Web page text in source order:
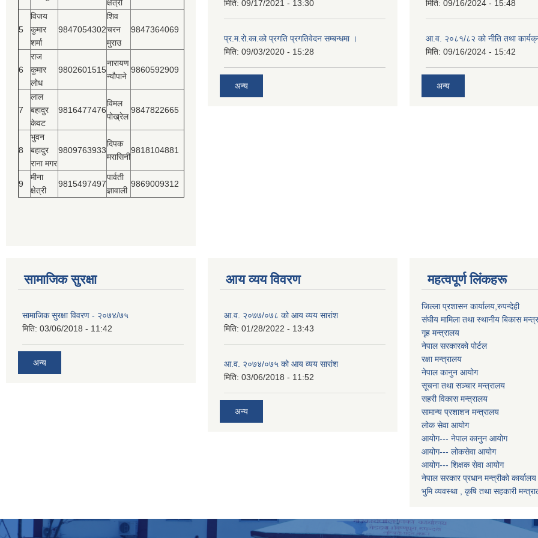
क्षेत्री
5
विजय
कुमार
शर्मा
9847054302
शिव
चरन
मुराउ
9847364069
6
राज
कुमार
लोध
9802601515
नारायण
न्यौपाने
9860592909
7
लाल
बहादुर
केवट
9816477476
विमल
पोख्रेल
9847822665
8
भुवन
बहादुर
राना मगर
9809763933
दिपक
मरासिनी
9818104881
9
मीना
क्षेत्री
9815497497
पार्वती
ज्ञावाली
9869009312
मिति: 09/17/2021 - 13:30
प्र.म.रो.का.को प्रगति प्रगतिवेदन सम्बन्धमा ।
मिति: 09/03/2020 - 15:28
अन्य
मिति: 09/16/2024 - 15:48
आ.व. २०८१/८२ को नीति तथा
मिति: 09/16/2024 - 15:42
अन्य
सामाजिक सुरक्षा
सामाजिक सुरक्षा विवरण - २०७४/७५
मिति: 03/06/2018 - 11:42
अन्य
आय व्यय विवरण
आ.व. २०७७/०७८ को आय व्यय सारांश
मिति: 01/28/2022 - 13:43
आ.व. २०७४/०७५ को आय व्यय सारांश
मिति: 03/06/2018 - 11:52
अन्य
महत्वपूर्ण लिंकहरू
जिल्ला प्रशासन कार्यालय,रुपन्देही
संघीय मामिला तथा स्थानीय बिकास
गृह मन्त्रालय
नेपाल सरकारको पोर्टल
रक्षा मन्त्रालय
नेपाल कानुन आयोग
सूचना तथा सञ्चार मन्त्रालय
सहरी विकास मन्त्रालय
सामान्य प्रशाशन मन्त्रालय
लोक सेवा आयोग
आयोग--- नेपाल कानुन आयोग
आयोग--- लोकसेवा आयोग
आयोग--- शिक्षक सेवा आयोग
नेपाल सरकार प्रधान मन्त्रीको कार्यालय
भुमि व्यवस्था , कृषि तथा सहकारी